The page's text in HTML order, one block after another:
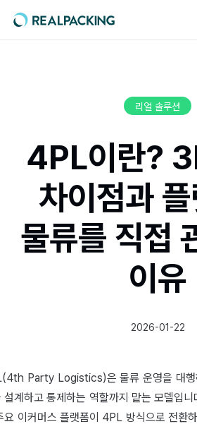
리얼 솔루션
4PL이란?
차이점과 플
물류를 직접
이유
2026-01-22
Party Logistics)은 물류 운영을 대행
설계하고 통제하는 역할까지 맡는 모델입
요 이커머스 플랫폼이 4PL 방식으로 전환